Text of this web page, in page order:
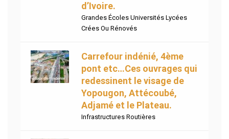
d’Ivoire.
Grandes Écoles Universités Lycées
Crées Ou Rénovés
Carrefour indénié, 4ème
pont etc…Ces ouvrages qui
redessinent le visage de
Yopougon, Attécoubé,
Adjamé et le Plateau.
Infrastructures Routières